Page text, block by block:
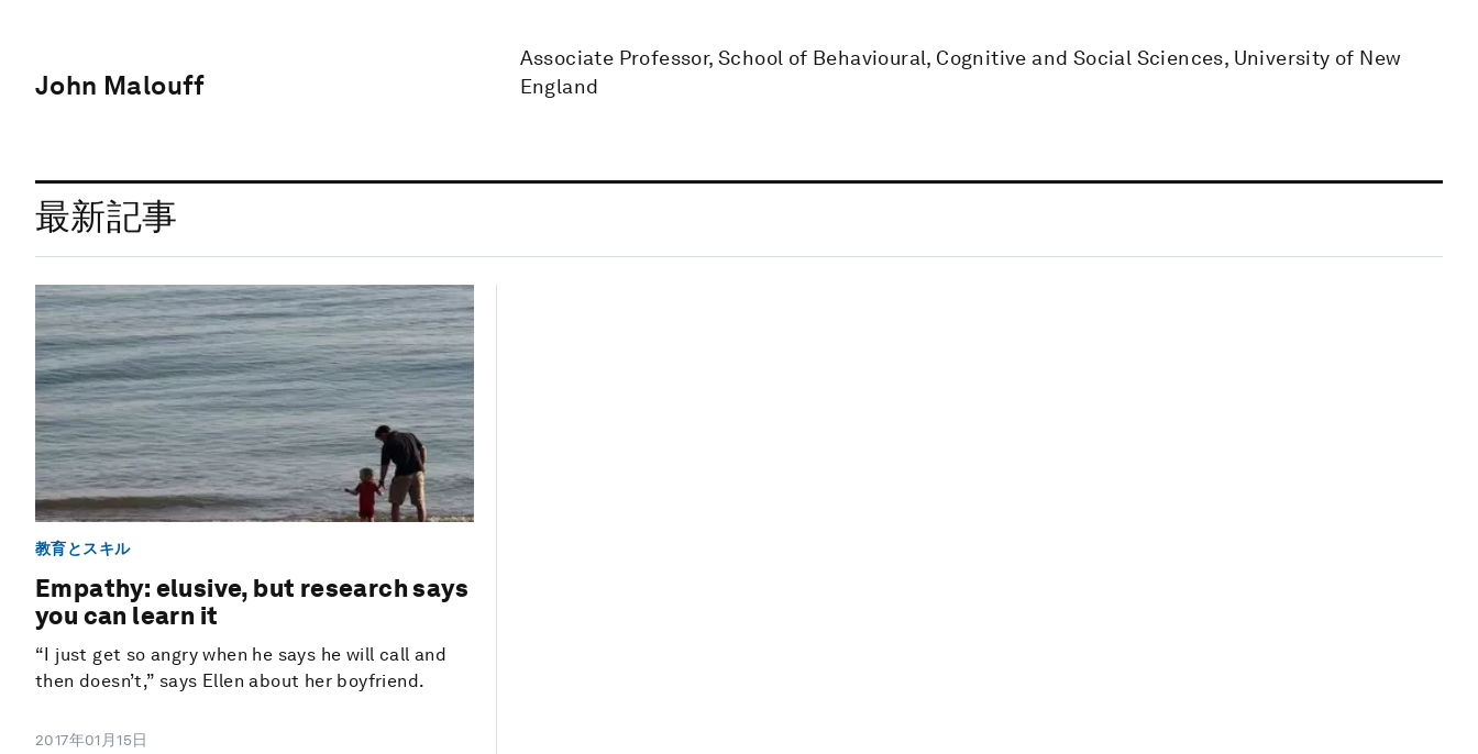
John Malouff
Associate Professor, School of Behavioural, Cognitive and Social Sciences, University of New
England
最新記事
教育とスキル
Empathy: elusive, but research says
you can learn it
“I just get so angry when he says he will call and
then doesn’t,” says Ellen about her boyfriend.
2017年01月15日